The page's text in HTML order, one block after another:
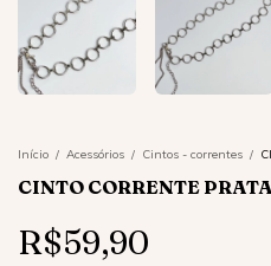
Início / Acessórios / Cintos - correntes /
CINTO CORRENTE PRATA
R$59,90